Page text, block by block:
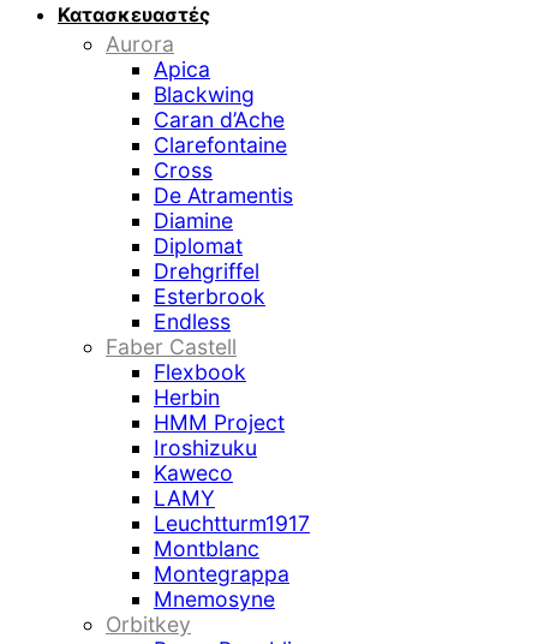
Κατασκευαστές
Aurora
Apica
Blackwing
Caran d’Ache
Clarefontaine
Cross
De Atramentis
Diamine
Diplomat
Drehgriffel
Esterbrook
Endless
Faber Castell
Flexbook
Herbin
HMM Project
Iroshizuku
Kaweco
LAMY
Leuchtturm1917
Montblanc
Montegrappa
Mnemosyne
Orbitkey